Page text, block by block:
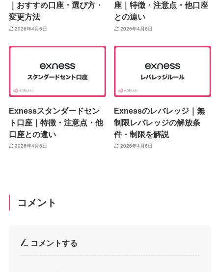
｜おすすめ口座・選び方・
変更方法
2026年4月6日
座｜特徴・注意点・他口座
との違い
2026年4月6日
Exnessスタンダードセン
ト口座｜特徴・注意点・他
口座との違い
2026年4月6日
Exnessのレバレッジ｜無
制限レバレッジの解放条
件・制限を解説
2026年4月6日
コメント
コメントする